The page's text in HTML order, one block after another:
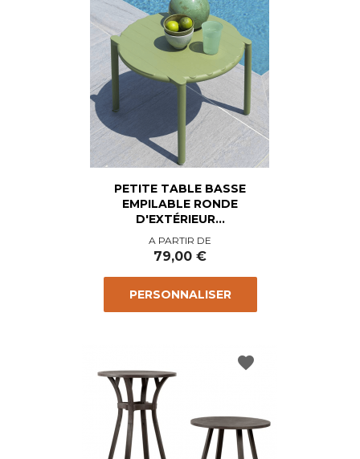
PETITE TABLE BASSE
EMPILABLE RONDE
D'EXTÉRIEUR...
Prix
A PARTIR DE
79,00 €
PERSONNALISER
favorite